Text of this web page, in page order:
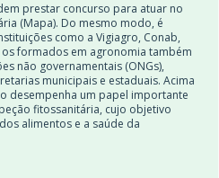
prestar concurso para atuar no
(Mapa). Do mesmo modo, é
como a Vigiagro, Conab,
formados em agronomia também
não governamentais (ONGs),
municipais e estaduais. Acima
desempenha um papel importante
fitossanitária, cujo objetivo
alimentos e a saúde da